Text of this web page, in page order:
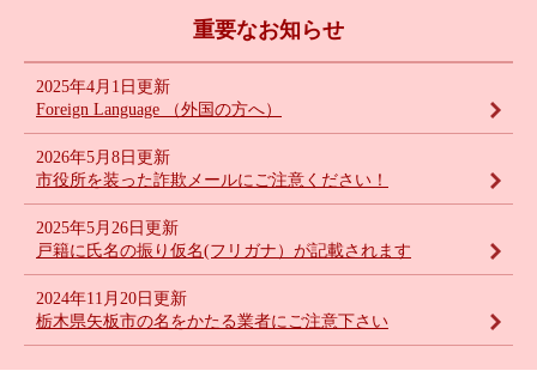
重要なお知らせ
Foreign Language （外国の方へ）
2025年4月1日更新
市役所を装った詐欺メールにご注意ください！
2026年5月8日更新
戸籍に氏名の振り仮名(フリガナ）が記載されます
2025年5月26日更新
栃木県矢板市の名をかたる業者にご注意下さい
2024年11月20日更新